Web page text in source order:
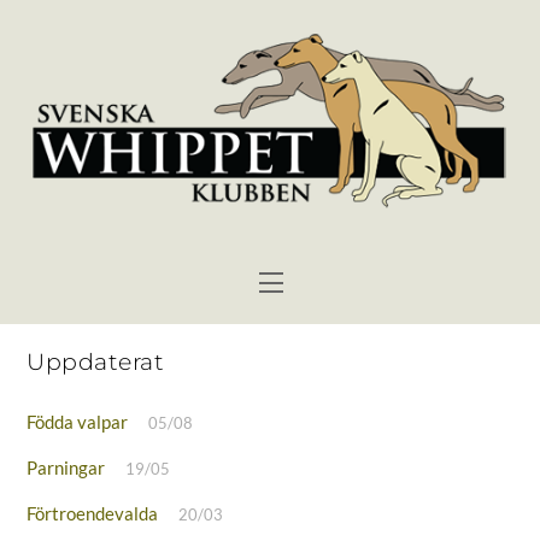
Menu
Uppdaterat
Födda valpar 05/08
Parningar 19/05
Förtroendevalda 20/03